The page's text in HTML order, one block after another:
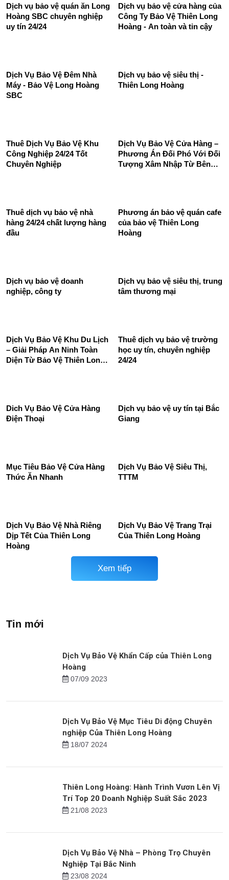
Dịch vụ bảo vệ quán ăn Long
Hoàng SBC chuyên nghiệp
uy tín 24/24
Dịch vụ bảo vệ cửa hàng của
Công Ty Bảo Vệ Thiên Long
Hoàng - An toàn và tin cậy
Dịch Vụ Bảo Vệ Đêm Nhà
Máy - Bảo Vệ Long Hoàng
SBC
Dịch vụ bảo vệ siêu thị -
Thiên Long Hoàng
Thuê Dịch Vụ Bảo Vệ Khu
Công Nghiệp 24/24 Tốt
Chuyên Nghiệp
Dịch Vụ Bảo Vệ Cửa Hàng –
Phương Án Đối Phó Với Đối
Tượng Xâm Nhập Từ Bên
Thuê dịch vụ bảo vệ nhà
hàng 24/24 chất lượng hàng
đầu
Phương án bảo vệ quán cafe
của bảo vệ Thiên Long
Hoàng
Dịch vụ bảo vệ doanh
nghiệp, công ty
Dịch vụ bảo vệ siêu thị, trung
tâm thương mại
Dịch Vụ Bảo Vệ Khu Du Lịch
– Giải Pháp An Ninh Toàn
Diện Từ Bảo Vệ Thiên Long
Thuê dịch vụ bảo vệ trường
học uy tín, chuyên nghiệp
24/24
Dich Vụ Bảo Vệ Cửa Hàng
Điện Thoại
Dịch vụ bảo vệ uy tín tại Bắc
Giang
Mục Tiêu Bảo Vệ Cửa Hàng
Thức Ăn Nhanh
Dịch Vụ Bảo Vệ Siêu Thị,
TTTM
Dịch Vụ Bảo Vệ Nhà Riêng
Dịp Tết Của Thiên Long
Hoàng
Dịch Vụ Bảo Vệ Trang Trại
Của Thiên Long Hoàng
Xem tiếp
Tin mới
Dịch Vụ Bảo Vệ Khẩn Cấp của Thiên Long
Hoàng
07/09 2023
Dịch Vụ Bảo Vệ Mục Tiêu Di động Chuyên
nghiệp Của Thiên Long Hoàng
18/07 2024
Thiên Long Hoàng: Hành Trình Vươn Lên Vị
Trí Top 20 Doanh Nghiệp Suất Sắc 2023
21/08 2023
Dịch Vụ Bảo Vệ Nhà – Phòng Trọ Chuyên
Nghiệp Tại Bắc Ninh
23/08 2024